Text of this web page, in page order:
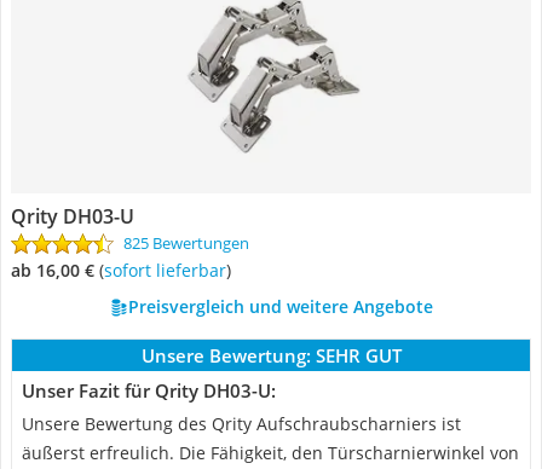
Qrity DH03-U
825 Bewertungen
ab 16,00 € ( Sofort lieferbar)
Preisvergleich und weitere Angebote
Unsere Bewertung: SEHR GUT
Unser Fazit für Qrity DH03-U:
Unsere Bewertung des Qrity Aufschraubscharniers ist
äußerst erfreulich. Die Fähigkeit, den Türscharnierwinkel von